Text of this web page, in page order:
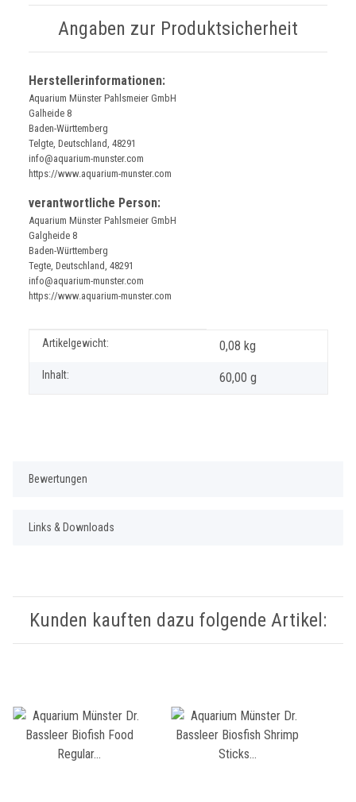
Angaben zur Produktsicherheit
Herstellerinformationen:
Aquarium Münster Pahlsmeier GmbH
Galheide 8
Baden-Württemberg
Telgte, Deutschland, 48291
info@aquarium-munster.com
https://www.aquarium-munster.com
verantwortliche Person:
Aquarium Münster Pahlsmeier GmbH
Galgheide 8
Baden-Württemberg
Tegte, Deutschland, 48291
info@aquarium-munster.com
https://www.aquarium-munster.com
Produkteigenschaft
Wert
Artikelgewicht: 0,08 kg
Inhalt: 60,00 g
Bewertungen
Links & Downloads
Kunden kauften dazu folgende Artikel: